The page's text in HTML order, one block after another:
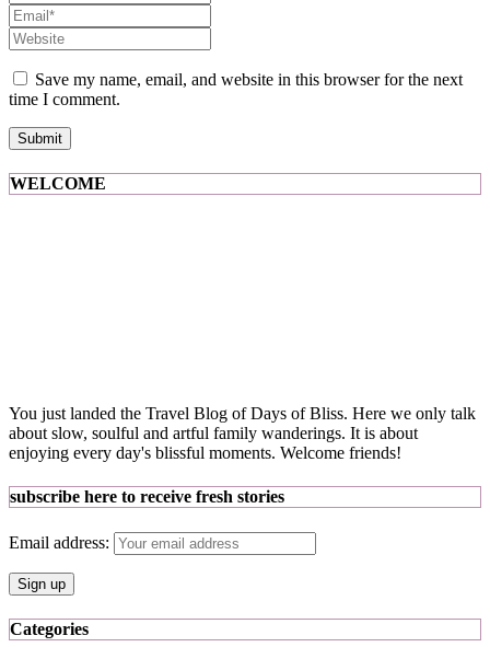
Save my name, email, and website in this browser for the next
time I comment.
WELCOME
You just landed the Travel Blog of Days of Bliss. Here we only talk
about slow, soulful and artful family wanderings. It is about
enjoying every day's blissful moments. Welcome friends!
subscribe here to receive fresh stories
Email address:
Categories